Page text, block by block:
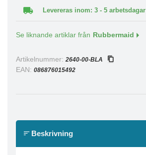
Levereras inom: 3 - 5 arbetsdagar
Se liknande artiklar från Rubbermaid
Artikelnummer: 2640-00-BLA
EAN: 086876015492
Beskrivning